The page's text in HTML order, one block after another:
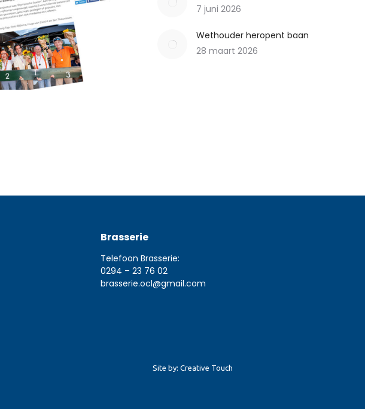
7 juni 2026
Wethouder heropent baan
28 maart 2026
Brasserie
Telefoon Brasserie:
0294 – 23 76 02
brasserie.ocl@gmail.com
Site by: Creative Touch